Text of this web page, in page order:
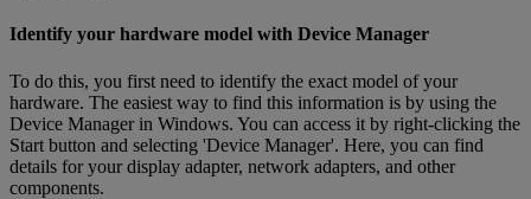
Identify your hardware model with Device Manager
To do this, you first need to identify the exact model of your
hardware. The easiest way to find this information is by using the
Device Manager in Windows. You can access it by right-clicking the
Start button and selecting 'Device Manager'. Here, you can find
details for your display adapter, network adapters, and other
components.